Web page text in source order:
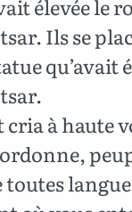
élevée le
Ils se
qu’avait
à haute
ordonne,